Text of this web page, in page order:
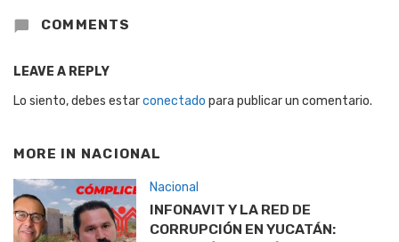
COMMENTS
LEAVE A REPLY
Lo siento, debes estarconectado para publicar un comentario.
MORE IN NACIONAL
Nacional
INFONAVIT Y LA RED DE
CORRUPCIÓN EN YUCATÁN: